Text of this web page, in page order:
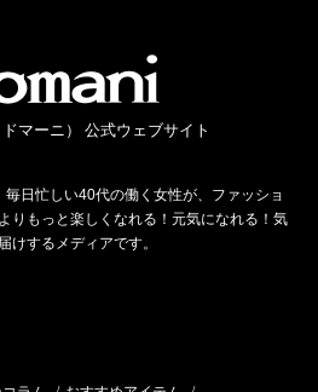
マーニ） 公式ウェブサイト
日忙しい40代の働く女性が、ファッショ
りもっと楽しくなれる！元気になれる！気
けするメディアです。